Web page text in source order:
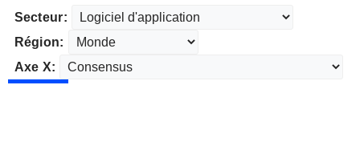
Secteur:
Région:
Axe X: